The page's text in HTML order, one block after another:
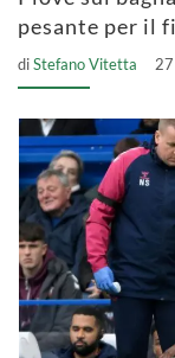
pesante per il
diStefano Vitetta